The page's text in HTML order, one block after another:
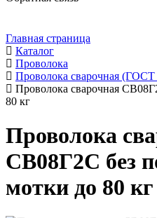
Главная страница
Каталог
Проволока
Проволока сварочная (ГОСТ
Проволока сварочная
80 кг
Проволока
СВ08Г2C без
мотки до 80 кг